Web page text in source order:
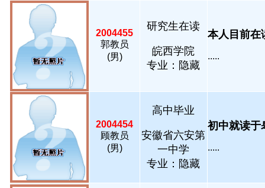
2004455
郭教员
(男)
研究生在读
皖西学院
专业：隐藏
本人目前在
.....
2004454
顾教员
(男)
高中毕业
安徽省六安第
一中学
专业：隐藏
初中就读于
.....